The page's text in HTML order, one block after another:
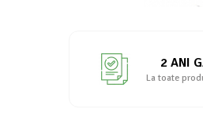
2 ANI
La toate